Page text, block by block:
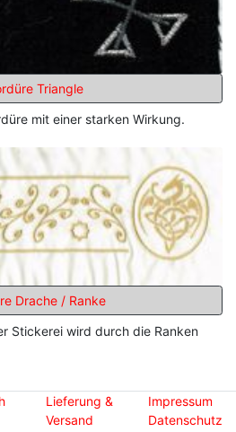
Triangle
mit einer starken Wirkung.
Drache / Ranke
Stickerei wird durch die Ranken
Lieferung &
Versand
Impressum
Datenschutz